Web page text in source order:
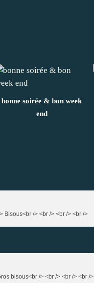
bonne soirée & bon week
end
Bisous<br /> <br /> <br /> <br />
bisous<br /> <br /> <br /> <br />